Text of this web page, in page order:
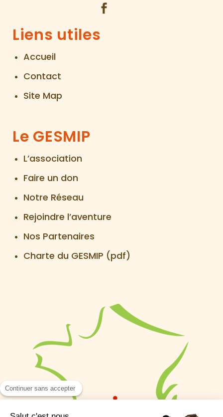
Liens utiles
Accueil
Contact
Site Map
Le GESMIP
L’association
Faire un don
Notre Réseau
Rejoindre l’aventure
Nos Partenaires
Charte du GESMIP (pdf)
Continuer sans accepter